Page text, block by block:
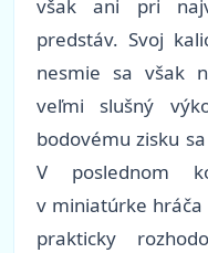
však ani pri
predstáv. Svoj
nesmie sa však
veľmi slušný
bodovému zisku
V poslednom
v miniatúrke
prakticky